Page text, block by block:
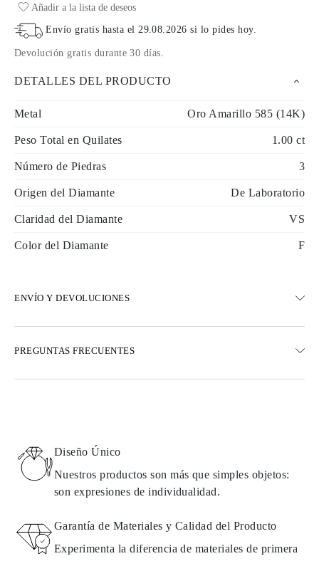
Añadir a la lista de deseos
Envío gratis hasta el29.08.2026 si lo pides hoy.
Devolución gratis durante 30 días.
DETALLES DEL PRODUCTO
Metal Oro Amarillo 585 (14K)
Peso Total en Quilates 1.00 ct
Número de Piedras 3
Origen del Diamante De Laboratorio
Claridad del Diamante VS
Color del Diamante F
ENVÍO Y DEVOLUCIONES
Opciones de entrega exprés también están disponibles
Detalles sobre métodos de envío, costos y tiempos de entrega se
pueden encontrar en laspreguntas frecuentes sobre la entrega
Todos los productos de Omara se fabrican por encargo según los
requisitos del cliente. Los productos solo pueden devolverse si no
PREGUNTAS FRECUENTES
Diseño Único
Nuestros productos son más que simples objetos:
son expresiones de individualidad.
Garantía de Materiales y Calidad del Producto
Experimenta la diferencia de materiales de primera